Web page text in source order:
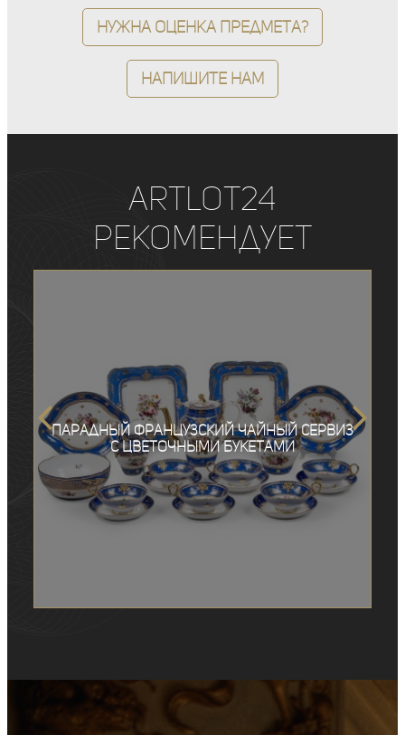
Нужна оценка предмета?
Напишите нам
ArtLot24
рекомендует
Парадный французский чайный сервиз
с цветочными букетами